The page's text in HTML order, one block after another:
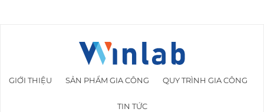
GIỚI THIỆU SẢN PHẨM GIA CÔNG QUY TRÌNH GIA CÔNG
TIN TỨC